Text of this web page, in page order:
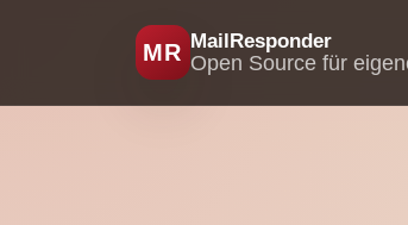
MR MailResponder
Open Source für